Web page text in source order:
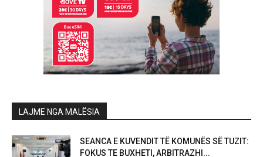
LAJME NGA MALËSIA
SEANCA E KUVENDIT TË KOMUNËS SË TUZIT:
FOKUS TE BUXHETI, ARBITRAZHI...